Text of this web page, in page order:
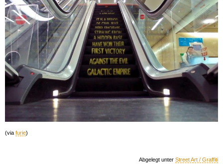
(via furie)
Abgelegt unter Street Art / Graffiti